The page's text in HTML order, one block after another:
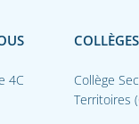
4C
COLLÈGES
Collège
Territoires